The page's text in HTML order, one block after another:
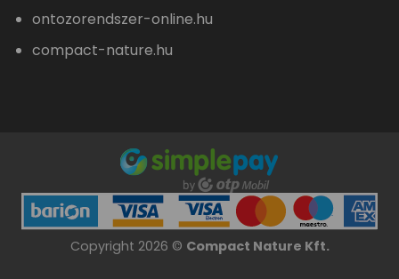
ontozorendszer-online.hu
compact-nature.hu
Copyright 2026 © Compact Nature Kft.